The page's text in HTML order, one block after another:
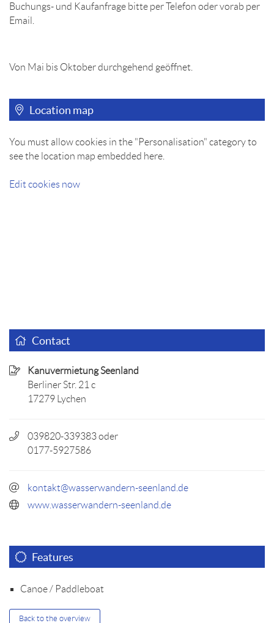
Buchungs- und Kaufanfrage bitte per Telefon oder vorab per
Email.
Von Mai bis Oktober durchgehend geöffnet.
Location map
You must allow cookies in the "Personalisation" category to
see the location map embedded here.
Edit cookies now
Contact
Kanuvermietung Seenland
Berliner Str. 21 c
17279 Lychen
039820-339383 oder
0177-5927586
kontakt@wasserwandern-seenland.de
www.wasserwandern-seenland.de
Features
Canoe / Paddleboat
Back to the overview